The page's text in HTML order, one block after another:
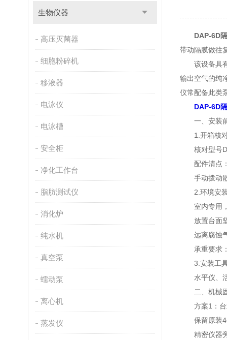
生物仪器
高压灭菌器
细胞粉碎机
移液器
电泳仪
电泳槽
安全柜
净化工作台
脂肪测试仪
消化炉
纯水机
真空泵
蠕动泵
离心机
蒸发仪
DAP-6D
带动隔膜做往
该设备具有
输出空气的纯
仪常配备此类
DAP-6D
一、安装前
1.开箱核
核对型号
配件清点：
手动拨动散
2.环境安装
室内专用，
放置台面坚
远离腐蚀气
承重要求：
3.安装工
水平仪、活
二、机械固
方案1：台
保留原装4个
精密仪器旁